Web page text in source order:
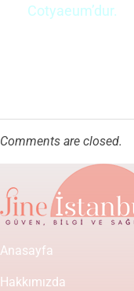
Cotyaeum’dur.
Comments are closed.
Anasayfa
Hakkımızda